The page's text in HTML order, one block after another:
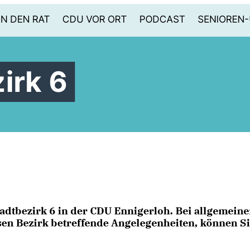
DEN RAT CDU VOR ORT PODCAST
6
6in der CDU Ennigerloh. Bei
Bezirk betreffende Angelegenheiten, können